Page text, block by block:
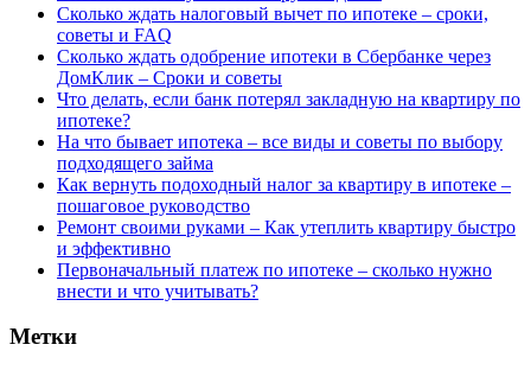
Сколько ждать налоговый вычет по ипотеке – сроки,
советы и FAQ
Сколько ждать одобрение ипотеки в Сбербанке через
ДомКлик – Сроки и советы
Что делать, если банк потерял закладную на квартиру по
ипотеке?
На что бывает ипотека – все виды и советы по выбору
подходящего займа
Как вернуть подоходный налог за квартиру в ипотеке –
пошаговое руководство
Ремонт своими руками – Как утеплить квартиру быстро
и эффективно
Первоначальный платеж по ипотеке – сколько нужно
внести и что учитывать?
Метки